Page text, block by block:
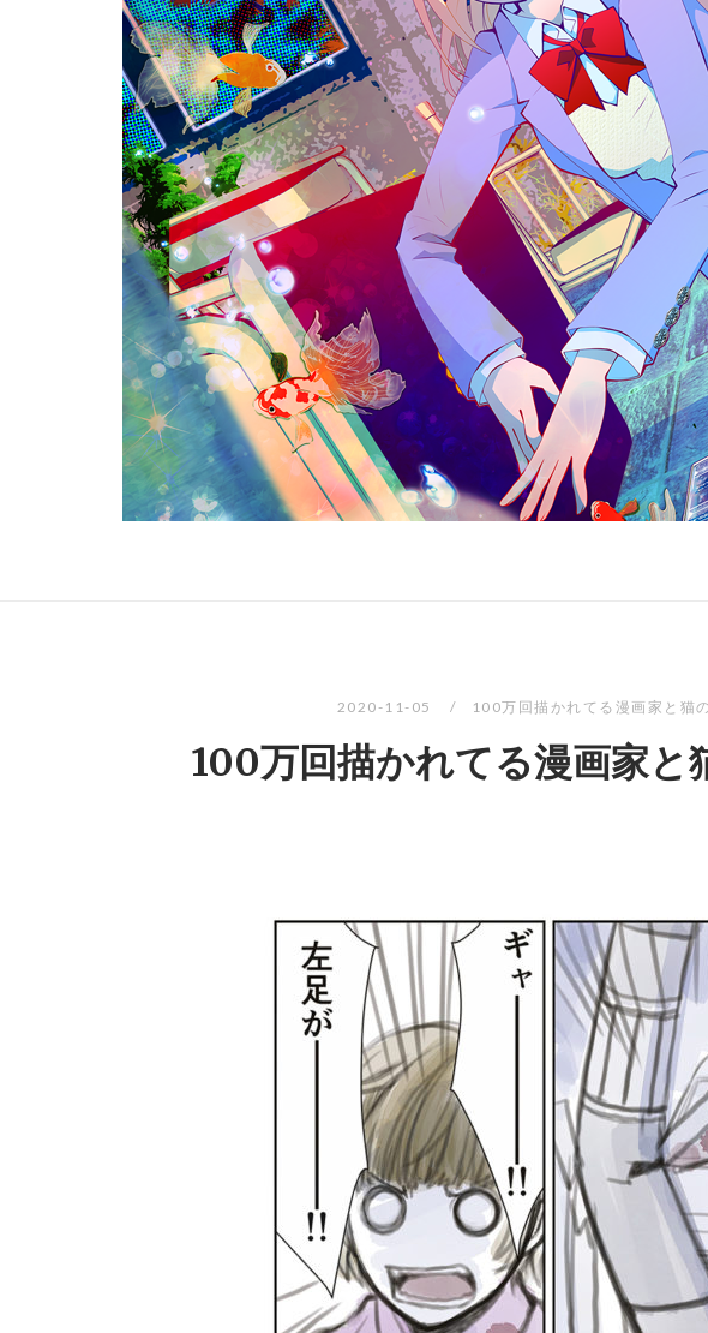
2020-11-05 100万回描かれてる漫画家と猫
100万回描かれてる漫画家と